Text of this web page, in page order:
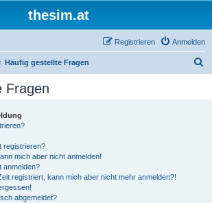
thesim.at
Anmelden
Registrieren
Häufig gestellte Fragen
Fragen
registrieren?
mich aber nicht anmelden!
anmelden?
registriert, kann mich aber nicht mehr anmelden?!
abgemeldet?